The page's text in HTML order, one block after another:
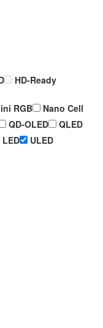
HD-Ready
RGB
Nano Cell
QD-OLED
QLED
ULED